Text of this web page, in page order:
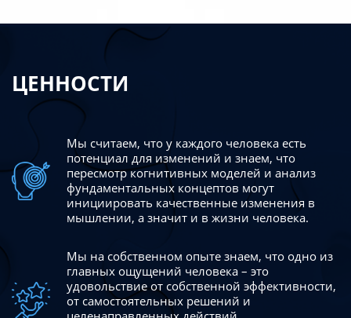
ЦЕННОСТИ
Мы считаем, что у каждого человека есть
потенциал для изменений и знаем, что
пересмотр когнитивных моделей и анализ
фундаментальных концептов могут
инициировать качественные изменения в
мышлении, а значит и в жизни человека.
Мы на собственном опыте знаем, что одно из
главных ощущений человека – это
удовольствие от собственной эффективности,
от самостоятельных решений и